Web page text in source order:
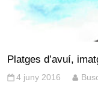
Platges d’avuí,
4 juny 2016